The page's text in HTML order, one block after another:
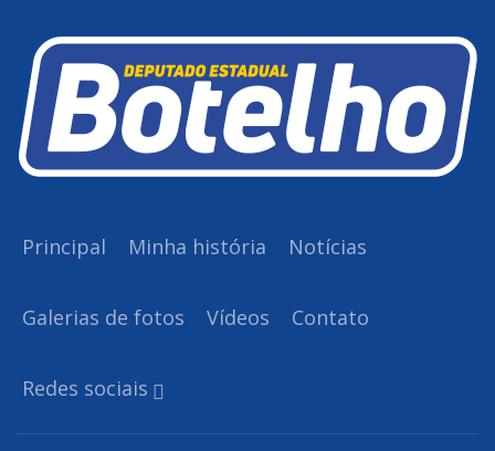
Principal Minha história Notícias
Galerias de fotos Vídeos Contato
Redes sociais